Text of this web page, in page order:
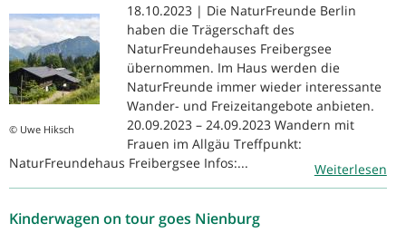
© Uwe Hiksch
18.10.2023 | Die NaturFreunde Berlin
haben die Trägerschaft des
NaturFreundehauses Freibergsee
übernommen. Im Haus werden die
NaturFreunde immer wieder interessante
Wander- und Freizeitangebote anbieten.
20.09.2023 – 24.09.2023 Wandern mit
Frauen im Allgäu Treffpunkt:
NaturFreundehaus Freibergsee Infos:...
Weiterlesen
Kinderwagen on tour goes Nienburg